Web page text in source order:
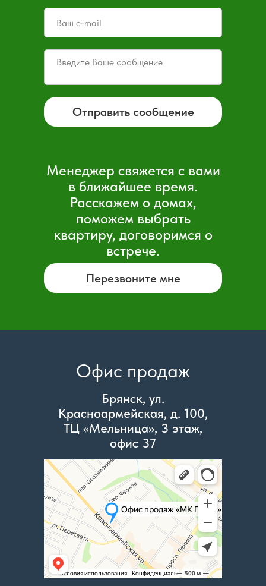
Менеджер свяжется с вами
в ближайшее время.
Расскажем о домах,
поможем выбрать
квартиру, договоримся о
встрече.
Перезвоните мне
Отправить сообщение
Офис продаж
Брянск, ул.
Красноармейская, д. 100,
ТЦ «Мельница», 3 этаж,
офис 37